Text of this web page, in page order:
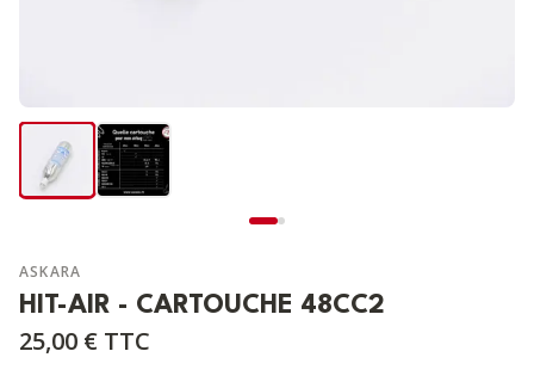
ASKARA
HIT-AIR - CARTOUCHE 48CC2
25,00 € TTC